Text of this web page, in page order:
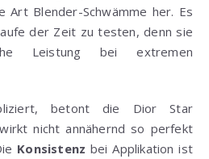
Art Blender-Schwämme her. Es
der Zeit zu testen, denn sie
Leistung bei extremen
betont die Dior Star
nicht annähernd so perfekt
Konsistenz bei Applikation ist